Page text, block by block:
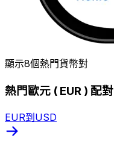
顯示8個熱門貨幣對
熱門歐元 ( EUR ) 配對
EUR到USD